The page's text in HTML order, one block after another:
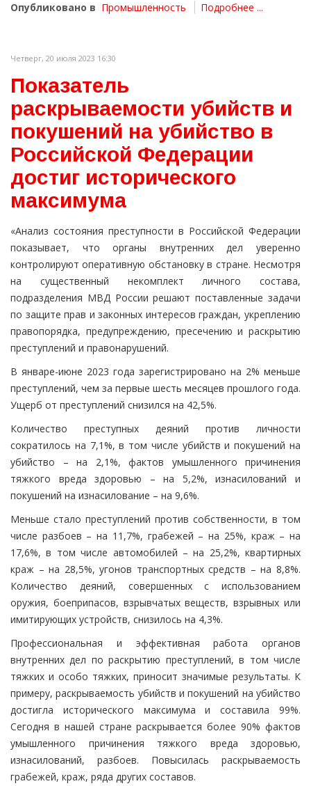
Опубликовано в Промышленность Подробнее ...
Четверг, 20 июля 2023 16:30
Показатель
раскрываемости убийств и
покушений на убийство в
Российской Федерации
достиг исторического
максимума
«Анализ состояния преступности в Российской Федерации
показывает, что органы внутренних дел уверенно
контролируют оперативную обстановку в стране. Несмотря
на существенный некомплект личного состава,
подразделения МВД России решают поставленные задачи
по защите прав и законных интересов граждан, укреплению
правопорядка, предупреждению, пресечению и раскрытию
преступлений и правонарушений.
В январе-июне 2023 года зарегистрировано на 2% меньше
преступлений, чем за первые шесть месяцев прошлого года.
Ущерб от преступлений снизился на 42,5%.
Количество преступных деяний против личности
сократилось на 7,1%, в том числе убийств и покушений на
убийство – на 2,1%, фактов умышленного причинения
тяжкого вреда здоровью – на 5,2%, изнасилований и
покушений на изнасилование – на 9,6%.
Меньше стало преступлений против собственности, в том
числе разбоев – на 11,7%, грабежей – на 25%, краж – на
17,6%, в том числе автомобилей – на 25,2%, квартирных
краж – на 28,5%, угонов транспортных средств – на 8,8%.
Количество деяний, совершенных с использованием
оружия, боеприпасов, взрывчатых веществ, взрывных или
имитирующих устройств, снизилось на 4,3%.
Профессиональная и эффективная работа органов
внутренних дел по раскрытию преступлений, в том числе
тяжких и особо тяжких, приносит значимые результаты. К
примеру, раскрываемость убийств и покушений на убийство
достигла исторического максимума и составила 99%.
Сегодня в нашей стране раскрывается более 90% фактов
умышленного причинения тяжкого вреда здоровью,
изнасилований, разбоев. Повысилась раскрываемость
грабежей, краж, ряда других составов.